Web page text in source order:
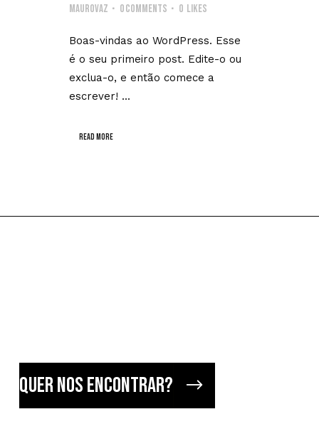
maurovaz
0 Comments 0 Likes
Boas-vindas ao WordPress. Esse
é o seu primeiro post. Edite-o ou
exclua-o, e então comece a
escrever! ...
read more
quer nos encontrar?